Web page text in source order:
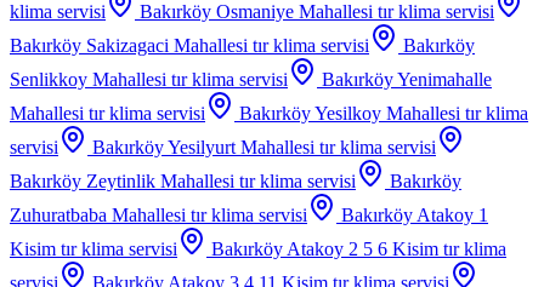
klima servisi
Bakırköy Osmaniye Mahallesi tır klima servisi
Bakırköy Sakizagaci Mahallesi tır klima servisi
Bakırköy
Senlikkoy Mahallesi tır klima servisi
Bakırköy Yenimahalle
Mahallesi tır klima servisi Bakırköy Yesilkoy Mahallesi tır klima
servisi
Bakırköy Yesilyurt Mahallesi tır klima servisi
Bakırköy Zeytinlik Mahallesi tır klima servisi
Bakırköy
Zuhuratbaba Mahallesi tır klima servisi
Bakırköy Atakoy 1
Kisim tır klima servisi Bakırköy Atakoy 2 5 6 Kisim tır klima